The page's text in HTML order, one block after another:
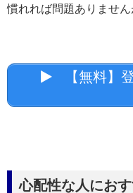
慣れれば問題ありませ
【無料】
心配性な人にお